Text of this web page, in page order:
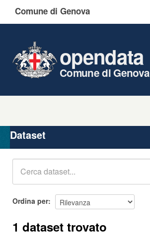
Comune di Genova
opendata
Comune di Genova
Organizzazioni
Gruppi
Dataset
Ordina per
1 dataset trovato